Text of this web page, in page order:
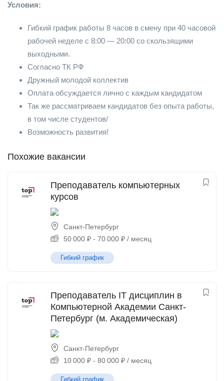
Условия:
Гибкий график работы 8 часов в смену при 40 часовой
рабочей неделе с 8:00 — 20:00 со скользящими
выходными.
Согласно ТК РФ
Дружный молодой коллектив
Оплата обсуждается лично с каждым кандидатом
Так же рассматриваем кандидатов без опыта работы,
в том числе студентов/
Возможность развития!
Похожие вакансии
Преподаватель компьютерных
курсов
Санкт-Петербург
50 000 ₽ - 70 000 ₽ / месяц
Гибкий график
Преподаватель IT дисциплин в
Компьютерной Академии Санкт-
Петербург (м. Академическая)
Санкт-Петербург
10 000 ₽ - 80 000 ₽ / месяц
Гибкий график